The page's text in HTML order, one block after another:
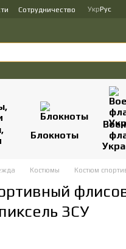
Сотрудничество УкрРус
Блокноты
Костюмы Костюм
ЗСУ